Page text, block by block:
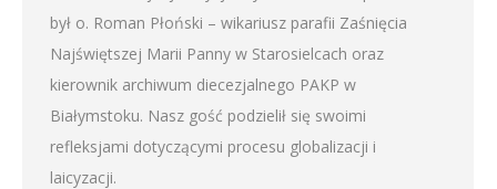
był o. Roman Płoński – wikariusz parafii Zaśnięcia
Najświętszej Marii Panny w Starosielcach oraz
kierownik archiwum diecezjalnego PAKP w
Białymstoku. Nasz gość podzielił się swoimi
refleksjami dotyczącymi procesu globalizacji i
laicyzacji.